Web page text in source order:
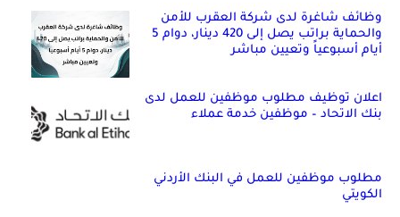
وظائف شاغرة لدى شركة العقرب للأمن
والحماية براتب يصل إلى 420 دينار، دوام 5
أيام أسبوعياً وتعيين مباشر
اعلان توظيف مطلوب موظفين للعمل لدى
بنك الاتحاد – موظفين خدمة عملاء
مطلوب موظفين للعمل في البنك الأردني
الكويتي